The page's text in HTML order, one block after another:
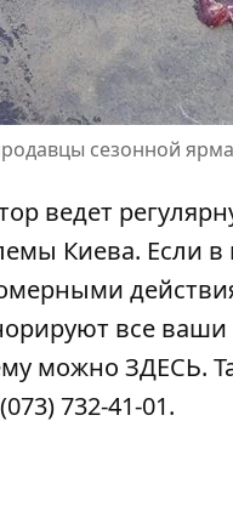
сезонной
ведет
Киева. Если
все
можно ЗДЕСЬ.
732-41-01.